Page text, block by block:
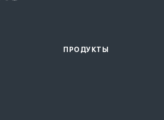
ПРОДУКТЫ